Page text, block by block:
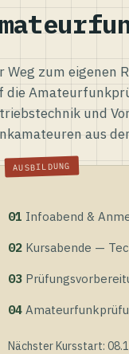
Weg zum eigenen
die
und
aus
01 Infoabend &
02 Kursabende —
03
04
Nächster Kursstart: